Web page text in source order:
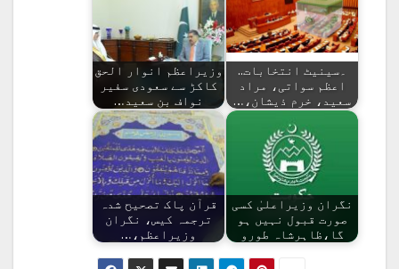
۔سینیٹ انتخابات..
اعظم سواتی، مراد
سعید، خرم ذیشان،…
وزیراعظم انوار الحق
کاکڑ سے سعودی سفیر
نواف بن سعید…
نگران وزیراعلیٰ کسی
صورت قبول نہیں ہو
گا،ظاہرشاہ طورو
قرآن پاک تصحیح شدہ
ترجمہ کیس، نگران
وزیراعظم،…